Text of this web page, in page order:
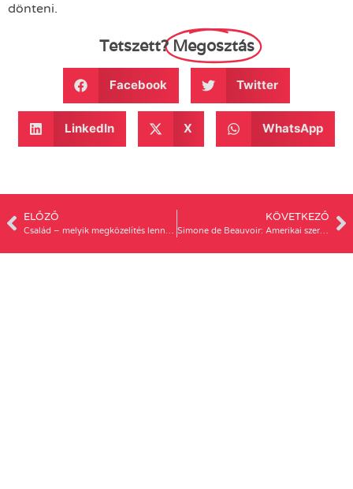
dönteni.
Tetszett?Megosztás
Facebook Twitter
LinkedIn X WhatsApp
ELŐZŐ
Család – melyik megközelítés lenne sikeresebb?
KÖVETKEZŐ
Simone de Beauvoir: Amerikai szerelem